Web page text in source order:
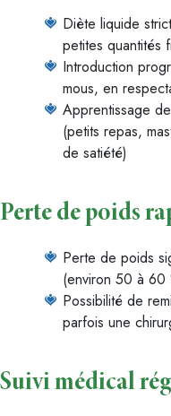
Diète liquide
petites quantités
Introduction
mous, en
Apprentissage
(petits repas,
de satiété)
Perte de poids
Perte de poids
(environ 50 à 60
Possibilité de
parfois une
Suivi médical